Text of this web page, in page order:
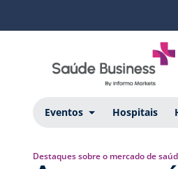
Eventos Hospitais
Destaques sobre o mercado de